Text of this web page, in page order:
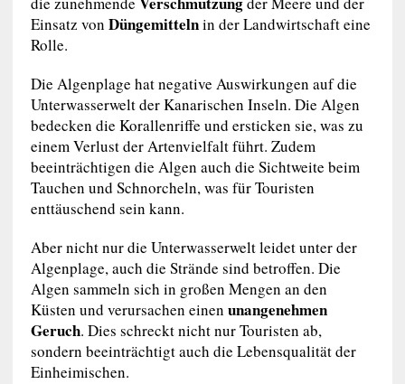
Einsatz von Düngemittelnin der Landwirtschaft eine
Rolle.
Die Algenplage hat negative Auswirkungen auf die
Unterwasserwelt der Kanarischen Inseln. Die Algen
bedecken die Korallenriffe und ersticken sie, was zu
einem Verlust der Artenvielfalt führt. Zudem
beeinträchtigen die Algen auch die Sichtweite beim
Tauchen und Schnorcheln, was für Touristen
enttäuschend sein kann.
Aber nicht nur die Unterwasserwelt leidet unter der
Algenplage, auch die Strände sind betroffen. Die
Algen sammeln sich in großen Mengen an den
Küsten und verursachen einen unangenehmen
Geruch. Dies schreckt nicht nur Touristen ab,
sondern beeinträchtigt auch die Lebensqualität der
Einheimischen.